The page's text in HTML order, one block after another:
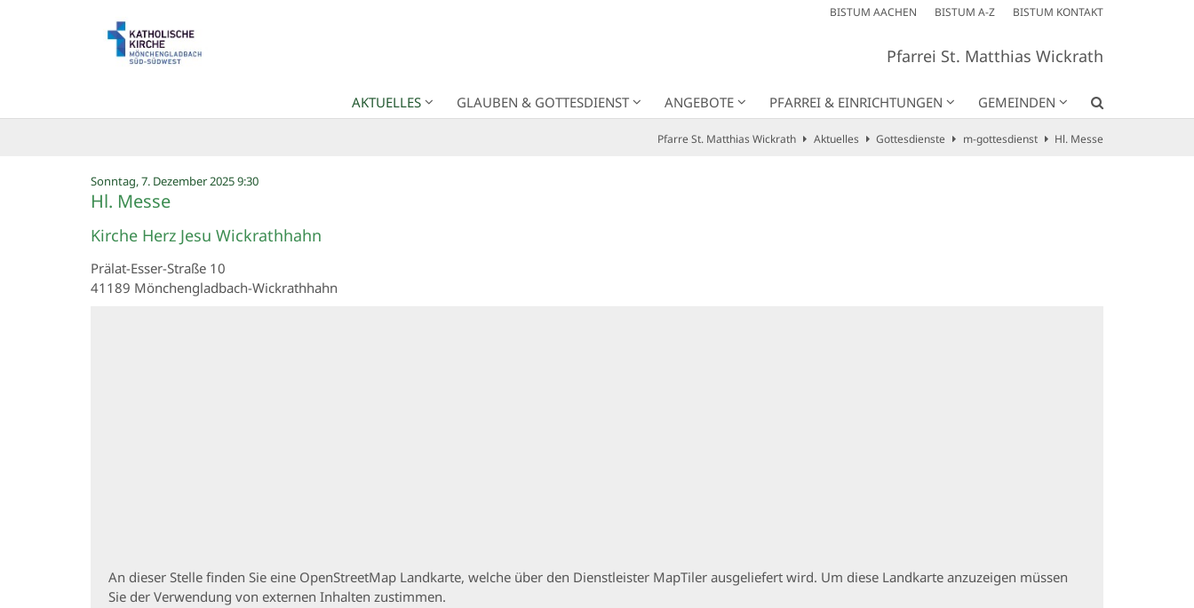
BISTUM AACHEN BISTUM A-Z BISTUM KONTAKT
Pfarrei St. Matthias Wickrath
AKTUELLES GLAUBEN & GOTTESDIENST ANGEBOTE PFARREI & EINRICHTUNGEN GEMEINDEN
Pfarre St. Matthias Wickrath Aktuelles Gottesdienste m-gottesdienst Hl. Messe
Sonntag, 7. Dezember 2025 9:30:
Hl. Messe
Kirche Herz Jesu Wickrathhahn
Prälat-Esser-Straße 10
41189 Mönchengladbach-Wickrathhahn
An dieser Stelle finden Sie eine OpenStreetMap Landkarte, welche über den Dienstleister MapTiler ausgeliefert wird. Um diese Landkarte anzuzeigen müssen
Sie der Verwendung von externen Inhalten zustimmen.